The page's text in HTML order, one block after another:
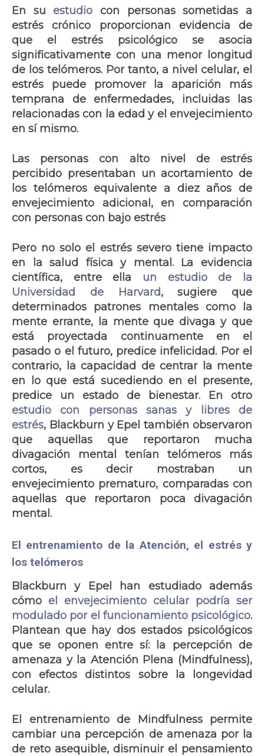
En suestudio con personas sometidas a
estrés crónico proporcionan evidencia de
que el estrés psicológico se asocia
significativamente con una menor longitud
de los telómeros. Por tanto, a nivel celular, el
estrés puede promover laaparición más
temprana de enfermedades, incluidas las
relacionadas con la edad y el envejecimiento
en sí mismo.
Las personas con alto nivel de estrés
percibido presentaban un acortamiento de
los telómeros equivalente a diez años de
envejecimiento adicional, en comparación
con personas con bajo estrés
Pero no solo el estrés severo tiene impacto
en la salud física y mental. La evidencia
científica, entre ella un estudio de la
Universidad de Harvard, sugiere que
determinados patrones mentalescomo la
mente errante,
la mente que divagay que
está proyectada continuamente en el
pasado o el futuro, predice infelicidad. Por el
contrario, la capacidad de centrar la mente
en lo que está sucediendo en el presente,
predice un estado de bienestar. En otro
estudio con personas sanas y libres de
estrés, Blackburn y Epel también observaron
que aquellas que reportaron mucha
divagación mental
tenían telómeros más
cortos, es decir mostraban un
envejecimiento prematuro, comparadas con
aquellas que reportaron poca divagación
mental.
El entrenamiento de la Atención, el estrés y
los telómeros
Blackburn y Epel han estudiado además
cómo el envejecimiento celular podría ser
modulado por el funcionamiento psicológico.
Plantean que hay dos estados psicológicos
que se oponen entre sí: la percepción de
amenaza y la Atención Plena (Mindfulness),
con efectos distintos sobre la longevidad
celular.
El entrenamiento de Mindfulness permite
cambiar una percepción de amenaza por la
de reto asequible, disminuir el pensamiento